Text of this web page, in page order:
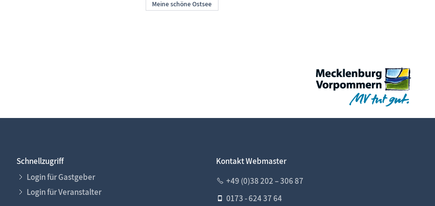
Schnellzugriff
Login für Gastgeber
Login für Veranstalter
Kontakt Webmaster
+49 (0)38 202 – 306 87
0173 - 624 37 64